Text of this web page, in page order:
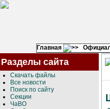
Главная
Разделы сайта
Скачать файлы
Все новости
Поиск по сайту
Секции
ЧаВО